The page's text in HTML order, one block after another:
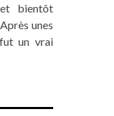
bientôt
unes
un vrai